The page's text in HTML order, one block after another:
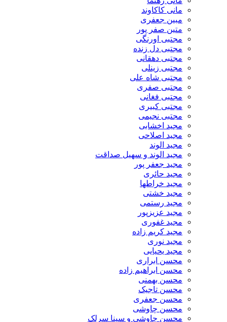
مانی کاکاوند
مبین جعفری
متین صفر پور
مجتبی اورنگی
مجتبی دل زنده
مجتبی دهقانی
مجتبی زینلی
مجتبی شاه علی
مجتبی صفری
مجتبی فغانی
مجتبی کبیری
مجتبی نجیمی
مجید اخشابی
مجید اصلاحی
مجید الوند‎
مجید الوند و سهیل صداقت
مجید جعفر پور
مجید حائری
مجید خراطها
مجید خشتی
مجید رستمی
مجید عزیزپور
مجید غفوری
مجید کریم زاده
مجید نوری
مجید یحیایی
محسن ابراری
محسن ابراهیم زاده
محسن بهمنی
محسن تاجیک
محسن جعفری
محسن چاوشی
محسن چاوشی و سینا سرلک